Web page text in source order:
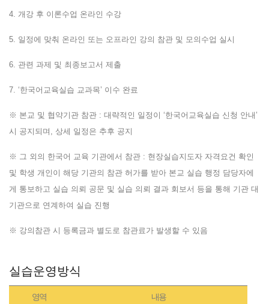
4. 개강 후 이론수업 온라인 수강
5. 일정에 맞춰 온라인 또는 오프라인 강의 참관 및 모의수업 실시
6. 관련 과제 및 최종보고서 제출
7. ‘한국어교육실습 교과목’ 이수 완료
※ 본교 및 협약기관 참관 : 대략적인 일정이 ‘한국어교육실습 신청 안내’
시 공지되며, 상세 일정은 추후 공지
※ 그 외의 한국어 교육 기관에서 참관 : 현장실습지도자 자격요건 확인
및 학생 개인이 해당 기관의 참관 허가를 받아 본교 실습 행정 담당자에
게 통보하고 실습 의뢰 공문 및 실습 의뢰 결과 회보서 등을 통해 기관 대
기관으로 연계하여 실습 진행
※ 강의참관 시 등록금과 별도로 참관료가 발생할 수 있음
실습운영방식
영역 내용